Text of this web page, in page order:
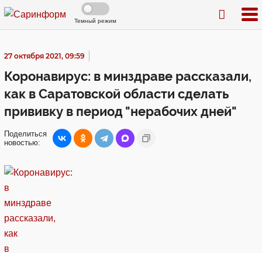
Темный режим
27 октября 2021, 09:59
Коронавирус: в минздраве рассказали,
как в Саратовской области сделать
прививку в период "нерабочих дней"
Поделиться
новостью: